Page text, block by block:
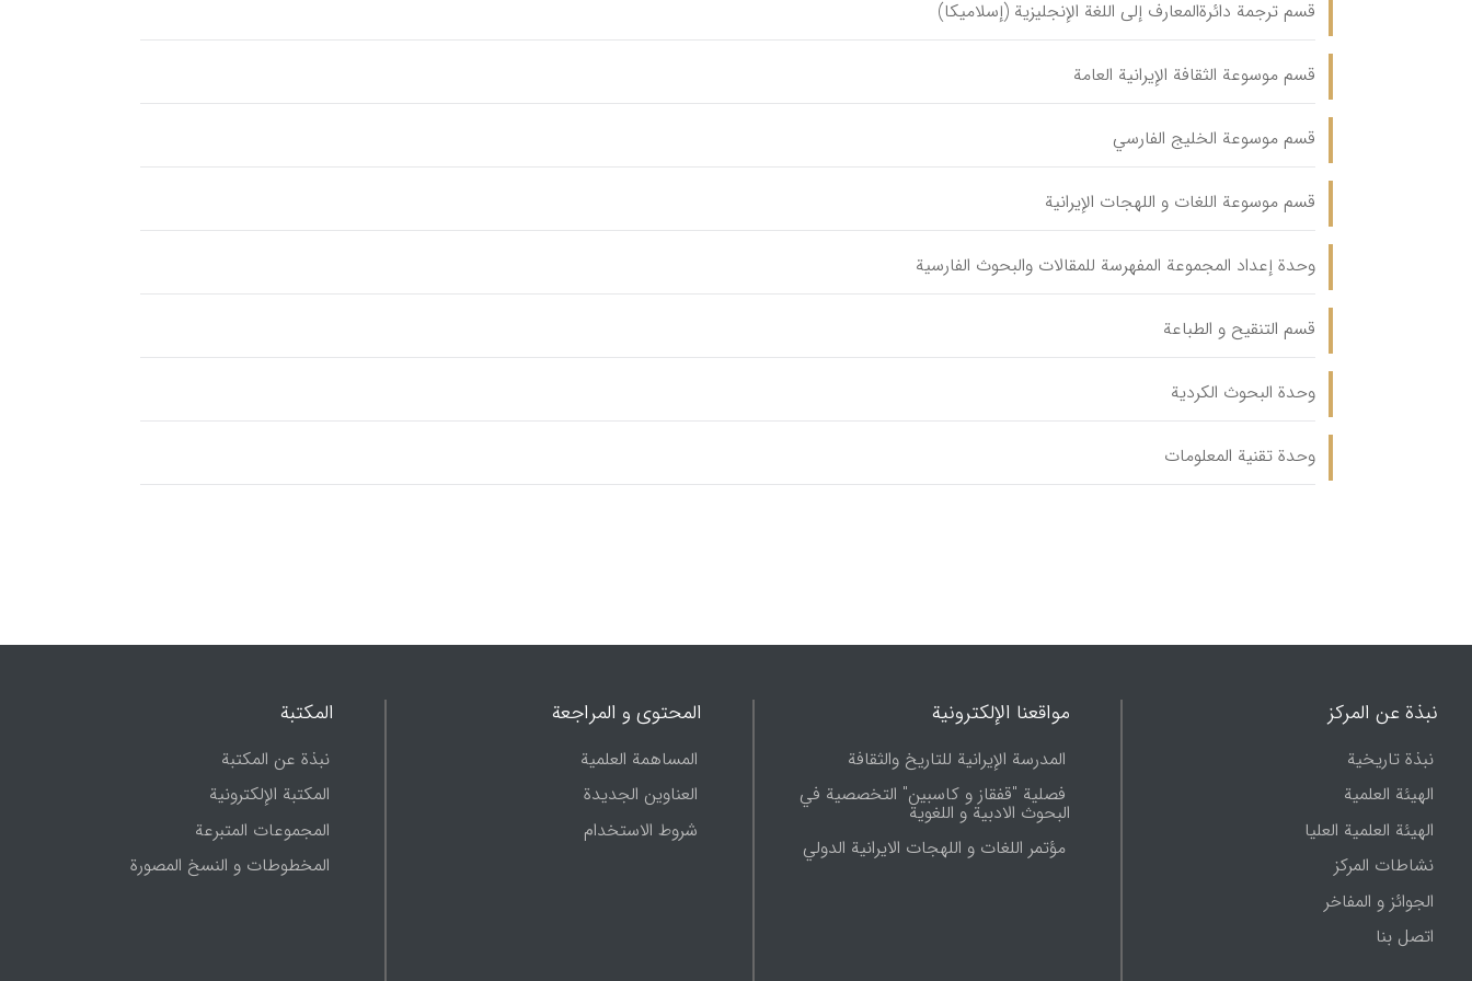
قسم ترجمة دائرةالمعارف إلی اللغة الإنجلیزیة (إسلامیکا)
قسم موسوعة الثقافة الإیرانیة العامة
قسم موسوعة الخلیج الفارسي
قسم موسوعة اللغات و اللهجات الإیرانیة
وحدة إعداد المجموعة المفهرسة للمقالات والبحوث الفارسية
قسم التنقیح و الطباعة
وحدة البحوث الكردية
وحدة تقنية المعلومات
نبذة عن المرکز
نبذة تاریخیة
الهیئة العلمیة
الهیئة العلمیة العلیا
نشاطات المرکز
الجوائز و المفاخر
اتصل بنا
مواقعنا الإلكترونية
المدرسة الإيرانية للتاريخ والثقافة
فصلیة "قفقاز و كاسبين" التخصصية في
البحوث الادبية و اللغوية
مؤتمر اللغات و اللهجات الايرانية الدولي
المحتوى و المراجعة
المساهمة العلمية
العناوين الجديدة
شروط الاستخدام
المكتبة
نبذة عن المکتبة
المکتبة الإلکترونیة
المجموعات المتبرعة
المخطوطات و النسخ المصورة